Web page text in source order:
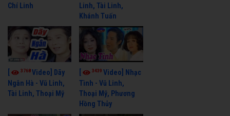
Chí Linh
Linh, Tài Linh,
Khánh Tuấn
3768Video] Dãy
Ngân Hà - Vũ Linh,
Tài Linh, Thoại Mỹ
3439Video] Nhạc
Tình - Vũ Linh,
Thoại Mỹ, Phương
Hồng Thủy